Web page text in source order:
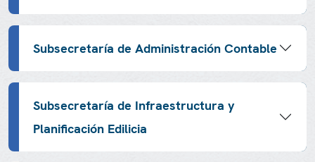
Subsecretaría de Administración Contable
Subsecretaría de Infraestructura y
Planificación Edilicia